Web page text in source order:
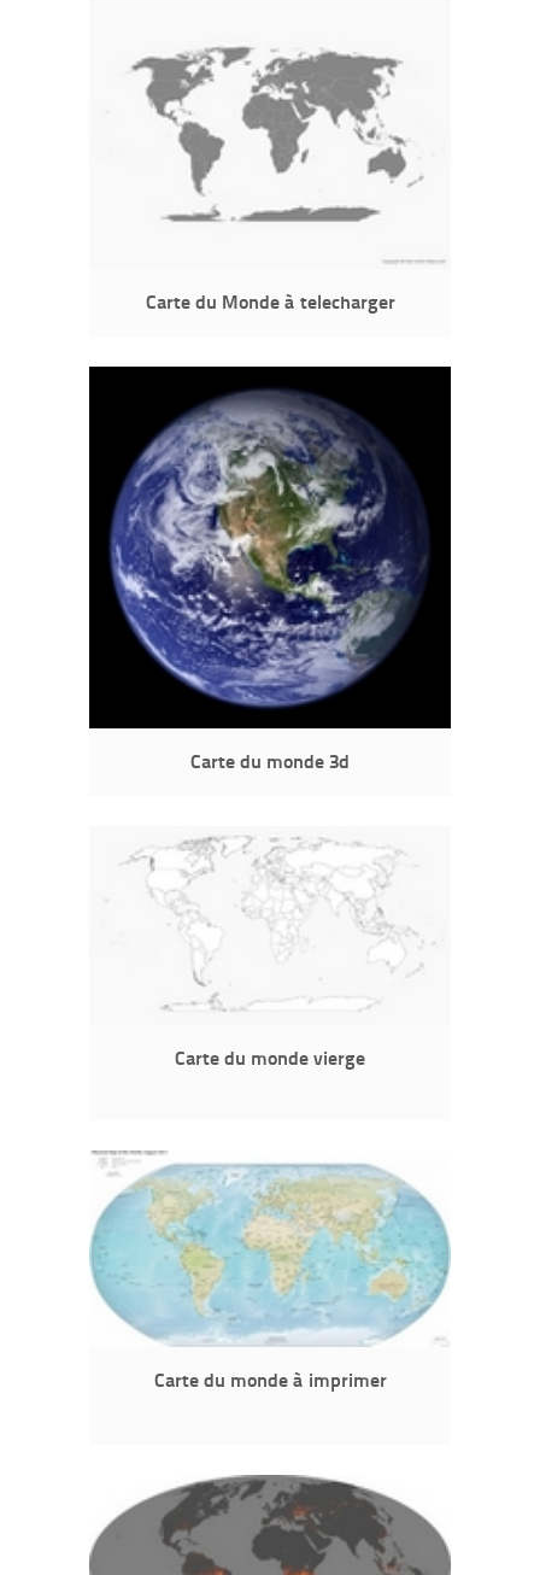
Carte du Monde à telecharger
Carte du monde 3d
Carte du monde vierge
Carte du monde à imprimer